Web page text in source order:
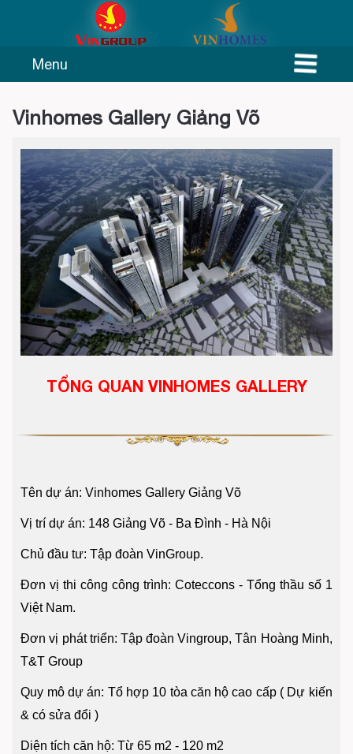
Menu
Vinhomes Gallery Giảng Võ
TỔNG QUAN VINHOMES GALLERY
Tên dự án: Vinhomes Gallery Giảng Võ
Vị trí dự án: 148 Giảng Võ - Ba Đình - Hà Nội
Chủ đầu tư: Tập đoàn VinGroup.
Đơn vị thi công công trình: Coteccons - Tổng thầu số 1
Việt Nam.
Đơn vị phát triển: Tập đoàn Vingroup, Tân Hoàng Minh,
T&T Group
Quy mô dự án: Tổ hợp 10 tòa căn hộ cao cấp ( Dự kiến
& có sửa đổi )
Diện tích căn hộ: Từ 65 m2 - 120 m2